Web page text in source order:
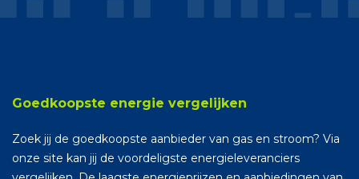
Goedkoopste energie vergelijken
Zoek jij de goedkoopste aanbieder van gas en stroom? Via
onze site kan jij de voordeligste energieleveranciers